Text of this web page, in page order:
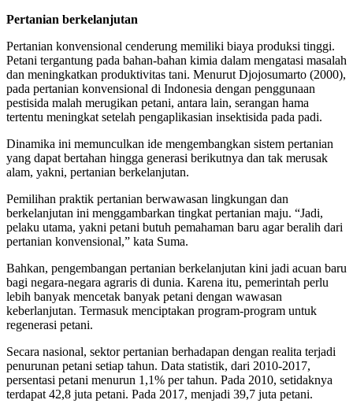
Pertanian berkelanjutan
Pertanian konvensional cenderung memiliki biaya produksi tinggi.
Petani tergantung pada bahan-bahan kimia dalam mengatasi masalah
dan meningkatkan produktivitas tani. Menurut Djojosumarto (2000),
pada pertanian konvensional di Indonesia dengan penggunaan
pestisida malah merugikan petani, antara lain, serangan hama
tertentu meningkat setelah pengaplikasian insektisida pada padi.
Dinamika ini memunculkan ide mengembangkan sistem pertanian
yang dapat bertahan hingga generasi berikutnya dan tak merusak
alam, yakni, pertanian berkelanjutan.
Pemilihan praktik pertanian berwawasan lingkungan dan
berkelanjutan ini menggambarkan tingkat pertanian maju. “Jadi,
pelaku utama, yakni petani butuh pemahaman baru agar beralih dari
pertanian konvensional,” kata Suma.
Bahkan, pengembangan pertanian berkelanjutan kini jadi acuan baru
bagi negara-negara agraris di dunia. Karena itu, pemerintah perlu
lebih banyak mencetak banyak petani dengan wawasan
keberlanjutan. Termasuk menciptakan program-program untuk
regenerasi petani.
Secara nasional, sektor pertanian berhadapan dengan realita terjadi
penurunan petani setiap tahun. Data statistik, dari 2010-2017,
persentasi petani menurun 1,1% per tahun. Pada 2010, setidaknya
terdapat 42,8 juta petani. Pada 2017, menjadi 39,7 juta petani.